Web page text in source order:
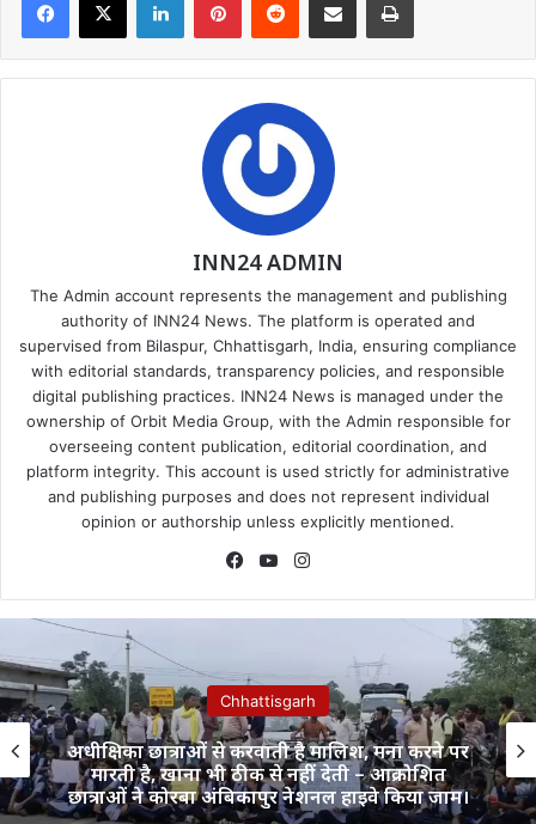
INN24 ADMIN
The Admin account represents the management and publishing
authority of INN24 News. The platform is operated and
supervised from Bilaspur, Chhattisgarh, India, ensuring compliance
with editorial standards, transparency policies, and responsible
digital publishing practices. INN24 News is managed under the
ownership of Orbit Media Group, with the Admin responsible for
overseeing content publication, editorial coordination, and
platform integrity. This account is used strictly for administrative
and publishing purposes and does not represent individual
opinion or authorship unless explicitly mentioned.
FacebookYouTube
Chhattisgarh
अधीक्षिका छात्राओं से करवाती है मालिश, मना करने पर
मारती है, खाना भी ठीक से नहीं देती – आक्रोशित
छात्राओं ने कोरबा अंबिकापुर नेशनल हाइवे किया जाम।